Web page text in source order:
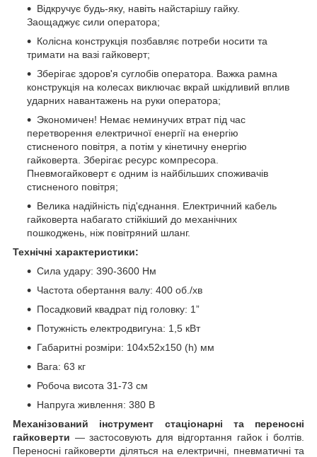
Відкручує будь-яку, навіть найстарішу гайку.
Заощаджує сили оператора;
Колісна конструкція позбавляє потреби носити та
тримати на вазі гайковерт;
Зберігає здоров'я суглобів оператора. Важка рамна
конструкція на колесах виключає вкрай шкідливий вплив
ударних навантажень на руки оператора;
Экономичен! Немає неминучих втрат під час
перетворення електричної енергії на енергію
стисненого повітря, а потім у кінетичну енергію
гайковерта. Зберігає ресурс компресора.
Пневмогайковерт є одним із найбільших споживачів
стисненого повітря;
Велика надійність під'єднання. Електричний кабель
гайковерта набагато стійкіший до механічних
пошкоджень, ніж повітряний шланг.
Технічні характеристики:
Сила удару: 390-3600 Нм
Частота обертання валу: 400 об./хв
Посадковий квадрат під головку: 1”
Потужність електродвигуна: 1,5 кВт
Габаритні розміри: 104х52х150 (h) мм
Вага: 63 кг
Робоча висота 31-73 см
Напруга живлення: 380 В
Механізований інструмент стаціонарні та переносні
гайковерти — застосовують для відгортання гайок і болтів.
Переносні гайковерти діляться на електричні, пневматичні та